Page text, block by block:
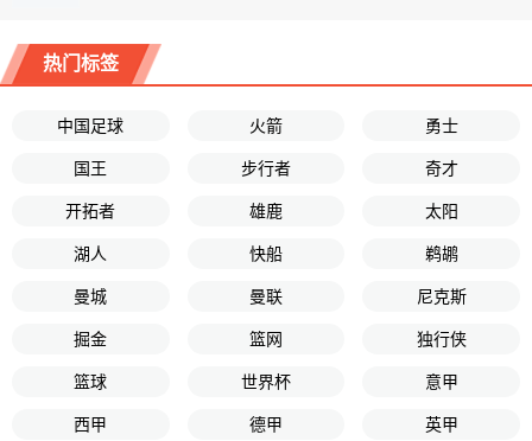
热门标签
中国足球 火箭 勇士
国王 步行者 奇才
开拓者 雄鹿 太阳
湖人 快船 鹈鹕
曼城 曼联 尼克斯
掘金 篮网 独行侠
篮球 世界杯 意甲
西甲 德甲 英甲